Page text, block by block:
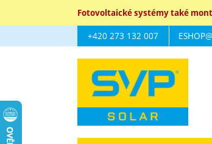
Fotovoltaické systémy také
Navigace
+420 273 132 007